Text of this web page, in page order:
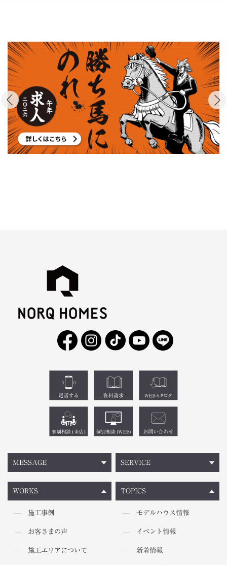
MESSAGE
WORKS
施工事例
お客さまの声
施工エリアについて
TOPICS
モデルハウス情報
イベント情報
新着情報
SERVICE